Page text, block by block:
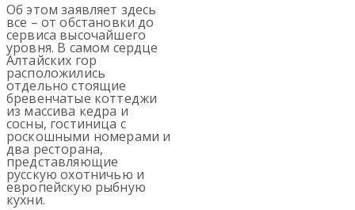
Об этом заявляет здесь
все – от обстановки до
сервиса высочайшего
уровня. В самом сердце
Алтайских гор
расположились
отдельно стоящие
бревенчатые коттеджи
из массива кедра и
сосны, гостиница с
роскошными номерами и
два ресторана,
представляющие
русскую охотничью и
европейскую рыбную
кухни.